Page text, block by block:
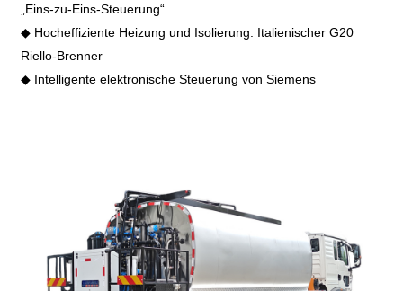
„Eins-zu-Eins-Steuerung“.
◆ Hocheffiziente Heizung und Isolierung: Italienischer G20
Riello-Brenner
◆ Intelligente elektronische Steuerung von Siemens